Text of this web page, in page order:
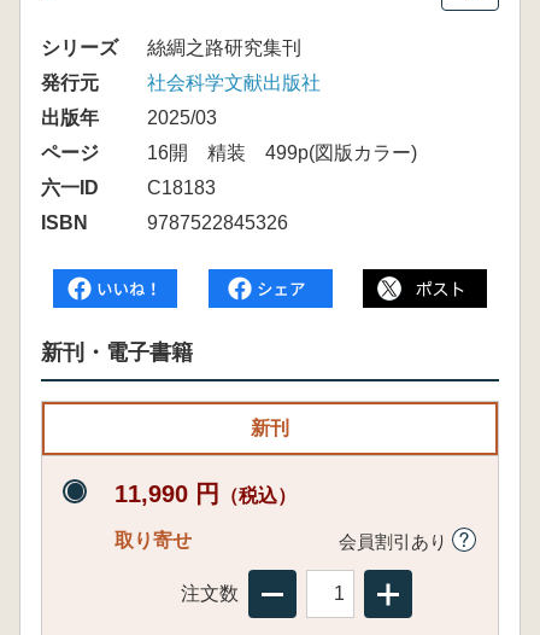
シリーズ
絲綢之路研究集刊
発行元
社会科学文献出版社
出版年
2025/03
ページ
16開 精装 499p(図版カラー)
六一ID
C18183
ISBN
9787522845326
新刊・電子書籍
新刊
11,990 円 （税込）
取り寄せ 会員割引あり
注文数